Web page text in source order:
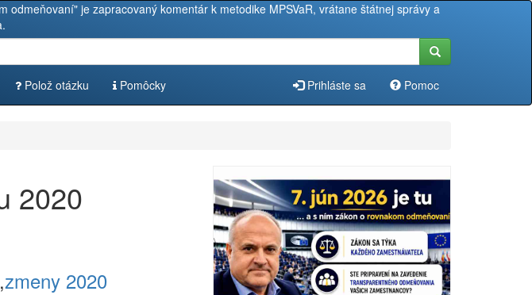
je zapracovaný komentár k metodike MPSVaR, vrátane štátnej správy a
Polož otázku Pomôcky Prihláste sa Pomoc
2020
,zmeny 2020